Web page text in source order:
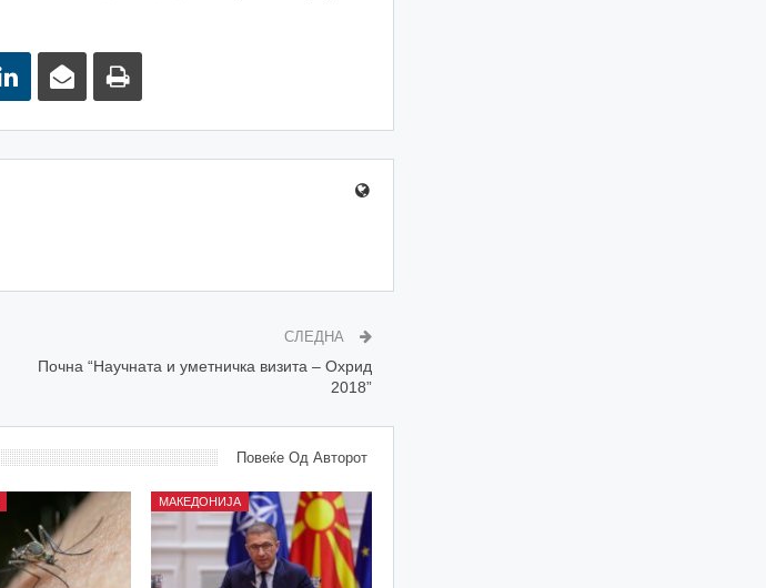
СЛЕДНА
Почна “Научната и уметничка визита – Охрид
2018”
Повеќе Од Авторот
МАКЕДОНИЈА